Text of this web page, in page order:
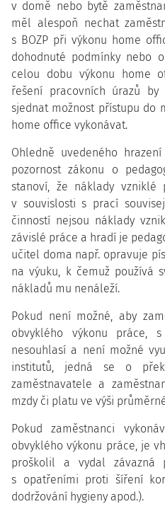
v domě nebo bytě
měl alespoň nechat
s BOZP při výkonu home
dohodnuté podmínky nebo
celou dobu výkonu home
řešení pracovních úrazů
sjednat možnost přístupu do
home office vykonávat.
Ohledně uvedeného
pozornost zákonu o
stanoví, že náklady vzniklé
v souvislosti s prací
činností nejsou náklady
závislé práce a hradí je
učitel doma např. opravuje
na výuku, k čemuž používá
nákladů mu nenáleží.
Pokud není možné, aby
obvyklého výkonu práce,
nesouhlasí a není možné
institutů, jedná se o
zaměstnavatele a
mzdy či platu ve výši
Pokud zaměstnanci
obvyklého výkonu práce, je
proškolil a vydal závazná
s opatřeními proti šíření
dodržování hygieny apod.).